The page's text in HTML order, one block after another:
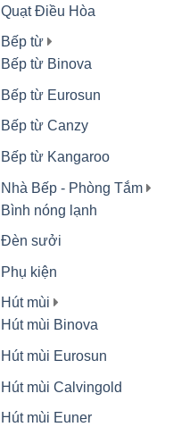
Quạt Điều Hòa
Bếp từ
Bếp từ Binova
Bếp từ Eurosun
Bếp từ Canzy
Bếp từ Kangaroo
Nhà Bếp - Phòng Tắm
Bình nóng lạnh
Đèn sưởi
Phụ kiện
Hút mùi
Hút mùi Binova
Hút mùi Eurosun
Hút mùi Calvingold
Hút mùi Euner